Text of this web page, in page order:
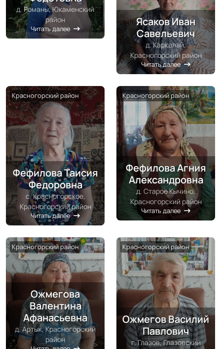
д. Романы, Юкаменский
район
Читать далее
Ясаков Иван
Савельевич
д. Каркалай,
Красногорский район
Читать далее
Красногорский район
Фефилова Таисия
Федоровна
с. Красногорское,
Красногорский район
Читать далее
Красногорский район
Фефилова Агния
Александровна
д. Старое Кычино,
Красногорский район
Читать далее
Красногорский район
Ожмегова
Валентина
Афанасьевна
д. Артык, Красногорский
район
Красногорский район
Ожмегов Василий
Павлович
г. Глазов, Глазовский